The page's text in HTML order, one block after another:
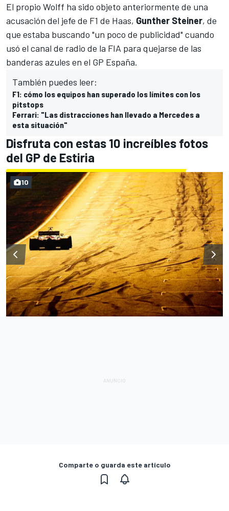
El propio Wolff ha sido objeto anteriormente de una
acusación del jefe de F1 de Haas, Gunther Steiner, de
que estaba buscando "un poco de publicidad" cuando
usó el canal de radio de la FIA para quejarse de las
banderas azules en el GP España.
También puedes leer:
F1: cómo los equipos han superado los límites con los
pitstops
Ferrari: "Las distracciones han llevado a Mercedes a
esta situación"
Disfruta con estas 10 increíbles fotos
del GP de Estiria
10
Comparte o guarda este artículo